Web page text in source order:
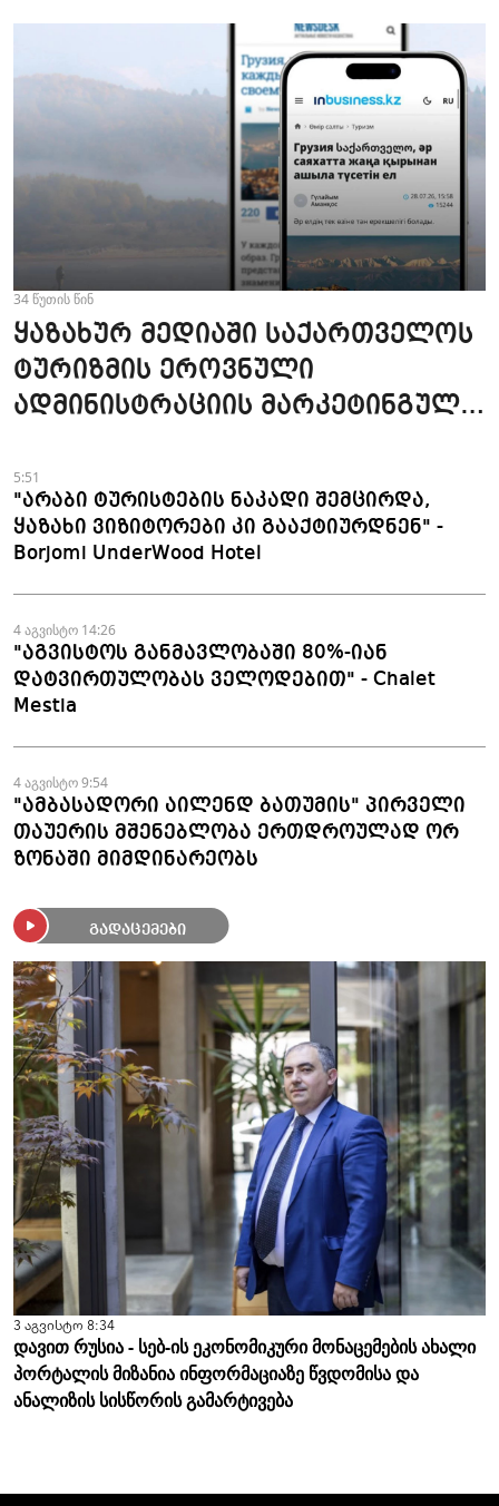
34 წუთის წინ
ყაზახურ მედიაში საქართველოს
ტურიზმის ეროვნული
ადმინისტრაციის მარკეტინგული
მომზადდა
5:51
"არაბი ტურისტების ნაკადი შემცირდა,
ყაზახი ვიზიტორები კი გააქტიურდნენ" -
Borjomi UnderWood Hotel
4 აგვისტო 14:26
"აგვისტოს განმავლობაში 80%-იან
დატვირთულობას ველოდებით" - Chalet
Mestia
4 აგვისტო 9:54
"ამბასადორი აილენდ ბათუმის" პირველი
თაუერის მშენებლობა ერთდროულად ორ
ზონაში მიმდინარეობს
გადაცემები
3 აგვისტო 8:34
დავით რუსია - სებ-ის ეკონომიკური მონაცემების ახალი
პორტალის მიზანია ინფორმაციაზე წვდომისა და
ანალიზის სისწორის გამარტივება